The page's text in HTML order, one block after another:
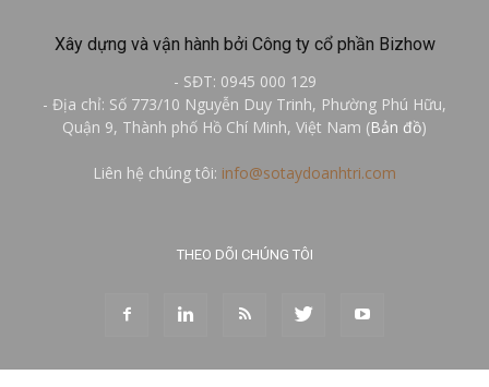
Xây dựng và vận hành bởi Công ty cổ phần Bizhow
- SĐT: 0945 000 129
- Địa chỉ: Số 773/10 Nguyễn Duy Trinh, Phường Phú Hữu,
Quận 9, Thành phố Hồ Chí Minh, Việt Nam (Bản đồ)
Liên hệ chúng tôi: info@sotaydoanhtri.com
THEO DÕI CHÚNG TÔI